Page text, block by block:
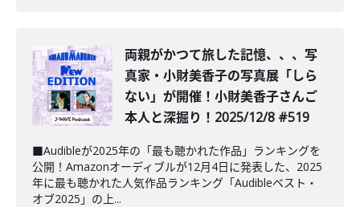
️両親がかつて旅した記憶、、、写
真家・小財美香子の写真展「しら
ない」が開催！小財美香子さんご
本人と深掘り！2025/12/8 #519
■Audibleが2025年の「最も聴かれた作品」ランキングを
公開！Amazonオーディブルが12月4日に発表した、2025
年に最も聴かれた人気作品ランキング「Audibleベスト・
オブ2025」の上...